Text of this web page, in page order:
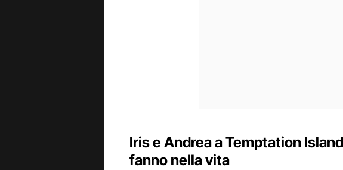
Iris e Andrea a Temptation
fanno nella vita